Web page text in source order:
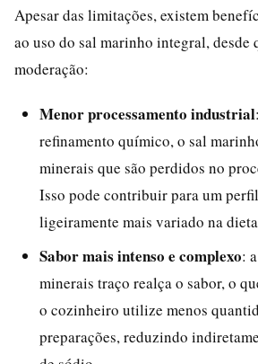
Apesar das limitações, existem
ao uso do sal marinho integral, desde
moderação:
Menor processamento industrial
refinamento químico, o sal
minerais que são perdidos no
Isso pode contribuir para um
ligeiramente mais variado na
Sabor mais intenso e complexo:
minerais traço realça o sabor, o
o cozinheiro utilize menos
preparações, reduzindo